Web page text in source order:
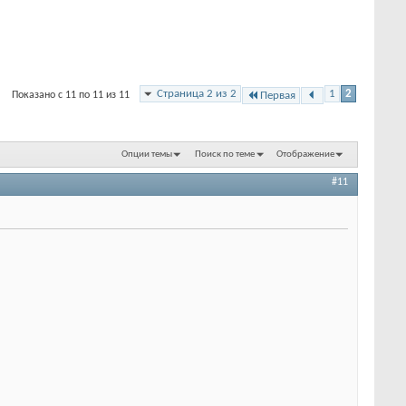
Страница 2 из 2 Первая 1 2
Показано с 11 по 11 из 11
Опции темы Поиск по теме Отображение
#11